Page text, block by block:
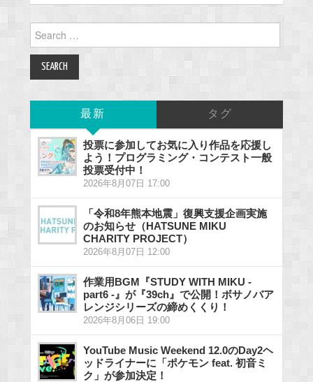
for:
最新 タグ
投票に参加してお気に入り作品を応援し
よう！プログラミング・コンテスト一般
投票受付中！
2026年8月07日 17:00
「令和8年熊本地震」復興支援企画実施
のお知らせ（HATSUNE MIKU
CHARITY PROJECT）
2026年8月07日 12:00
作業用BGM『STUDY WITH MIKU -
part6 -』が『39ch』で公開！ボサノバア
レンジシリーズの締めくくり！
2026年8月06日 19:00
YouTube Music Weekend 12.0のDay2ヘ
ッドライナーに「ポケモン feat. 初音ミ
ク」が参加決定！